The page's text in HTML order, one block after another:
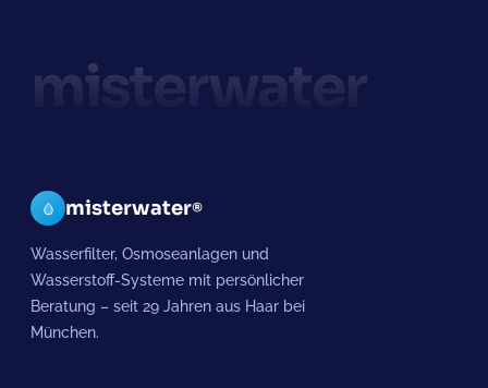
misterwater
misterwater®
Wasserfilter, Osmoseanlagen und
Wasserstoff-Systeme mit persönlicher
Beratung – seit 29 Jahren aus Haar bei
München.